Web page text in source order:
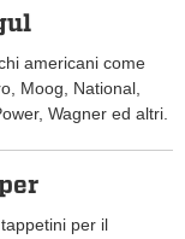
americani come
Moog, National,
Wagner ed altri.
per il